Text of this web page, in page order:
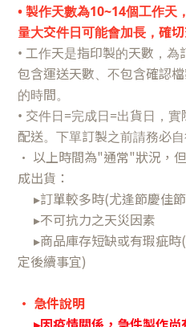
• 製作天數為10~14個工作天
量大交件日可能會加長，確切
• 工作天是指印製的天數，
包含運送天數、不包含確認
的時間。
• 交件日=完成日=出貨日，
配送。下單訂製之前請務必自
• 以上時間為"通常"狀況，
成出貨：
▸訂單較多時(尤逢節慶佳
▸不可抗力之天災因素
▸商品庫存短缺或有瑕疵時
定後續事宜)
• 急件說明